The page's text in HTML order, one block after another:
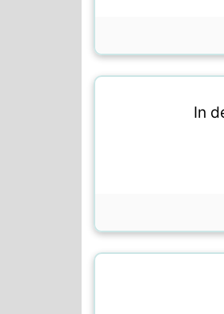
In